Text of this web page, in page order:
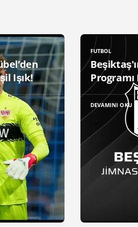
Işık!
FUTBOL
DEVAMINI OKU